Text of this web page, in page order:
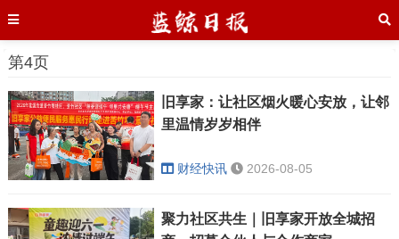
第4页
旧享家：让社区烟火暖心安放，让邻
里温情岁岁相伴
财经快讯 2026-08-05
聚力社区共生｜旧享家开放全城招